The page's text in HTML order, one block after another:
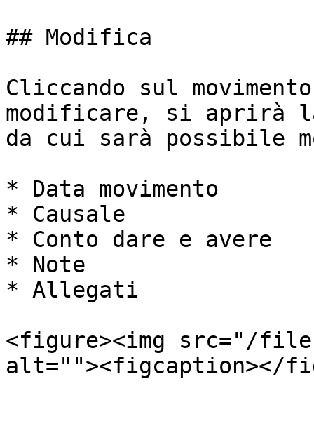
## Modifica
Cliccando sul
modificare, si aprirà
da cui sarà possibile
* Data movimento
* Causale
* Conto dare e avere
* Note
* Allegati
<figure><img src="/files/
alt=""><figcaption></